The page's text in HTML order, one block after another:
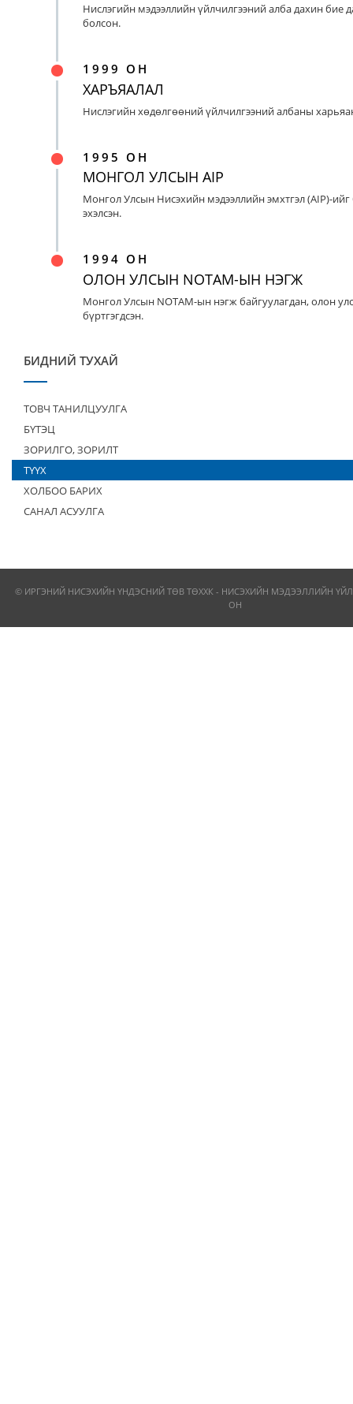
Нислэгийн мэдээллийн үйлчилгээний алба дахин бие
болсон.
1999 ОН
ХАРЪЯАЛАЛ
Нислэгийн хөдөлгөөний үйлчилгээний албаны
1995 ОН
МОНГОЛ УЛСЫН AIP
Монгол Улсын Нисэхийн мэдээллийн эмхтгэл (AIP)-
эхэлсэн.
1994 ОН
ОЛОН УЛСЫН NOTAM-ЫН НЭГЖ
Монгол Улсын NOTAM-ын нэгж байгуулагдан, олон
бүртгэгдсэн.
БИДНИЙ ТУХАЙ
ТОВЧ ТАНИЛЦУУЛГА
БҮТЭЦ
ЗОРИЛГО, ЗОРИЛТ
ТҮҮХ
ХОЛБОО БАРИХ
САНАЛ АСУУЛГА
© ИРГЭНИЙ НИСЭХИЙН ҮНДЭСНИЙ ТӨВ ТӨХХК - НИСЭХИЙН МЭДЭЭЛЛИЙН
ОН